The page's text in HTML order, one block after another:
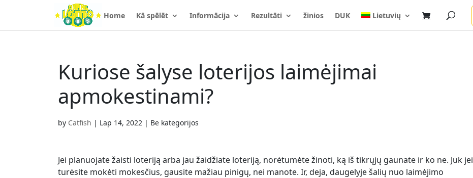
Home Kā spēlēt Informācija Rezultāti žinios DUK Lietuvių
Kuriose šalyse loterijos laimėjimai
apmokestinami?
by Catfish | Lap 14, 2022 | Be kategorijos
Jei planuojate žaisti loteriją arba jau žaidžiate loteriją, norėtumėte žinoti, ką iš tikrųjų gaunate ir ko ne. Juk jei
turėsite mokėti mokesčius, gausite mažiau pinigų, nei manote. Ir, deja, daugelyje šalių nuo laimėjimo